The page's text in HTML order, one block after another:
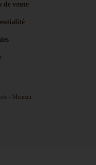
de vente
- Meneau